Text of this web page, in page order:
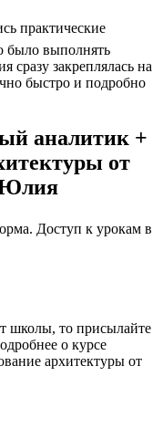
практические
было выполнять
сразу закреплялась на
быстро и подробно
аналитик +
от
Юлия
Доступ к урокам в
школы, то присылайте
о курсе
архитектуры от